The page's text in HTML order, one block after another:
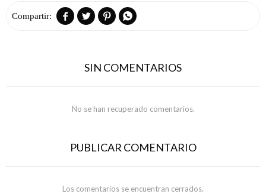
   
SIN COMENTARIOS
No se han recuperado comentarios.
PUBLICAR COMENTARIO
Los comentarios se encuentran cerrados.